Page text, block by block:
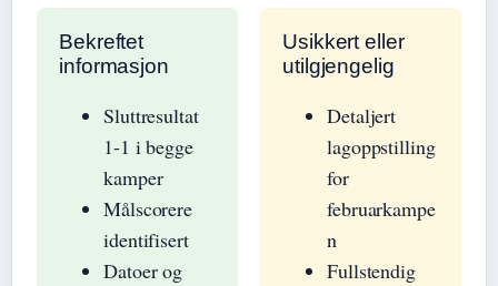
Bekreftet
informasjon
Sluttresultat
1-1 i begge
kamper
Målscorere
identifisert
Datoer og
Usikkert eller
utilgjengelig
Detaljert
lagoppstilling
for
februarkampe
n
Fullstendig